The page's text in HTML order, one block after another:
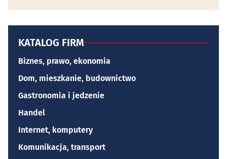
KATALOG FIRM
Biznes, prawo, ekonomia
Dom, mieszkanie, budownictwo
Gastronomia i jedzenie
Handel
Internet, komputery
Komunikacja, transport